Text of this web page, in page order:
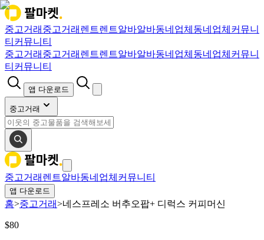
중고거래 중고거래 렌트렌트알바알바동네업체 동네업체 커뮤니
티 커뮤니티
중고거래 중고거래 렌트렌트알바알바동네업체 동네업체 커뮤니
티 커뮤니티
앱 다운로드
중고거래
중고거래 렌트알바동네업체 커뮤니티
앱 다운로드
홈>중고거래>네스프레소 버추오팝+ 디럭스 커피머신
$80